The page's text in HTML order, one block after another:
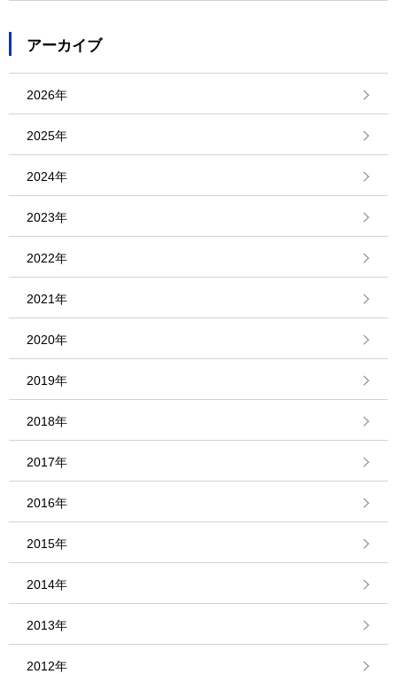
アーカイブ
2026年
2025年
2024年
2023年
2022年
2021年
2020年
2019年
2018年
2017年
2016年
2015年
2014年
2013年
2012年